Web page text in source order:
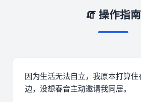
🧯 操作指南
因为生活无法自立，我原本打算
边，没想春音主动邀请我同居。